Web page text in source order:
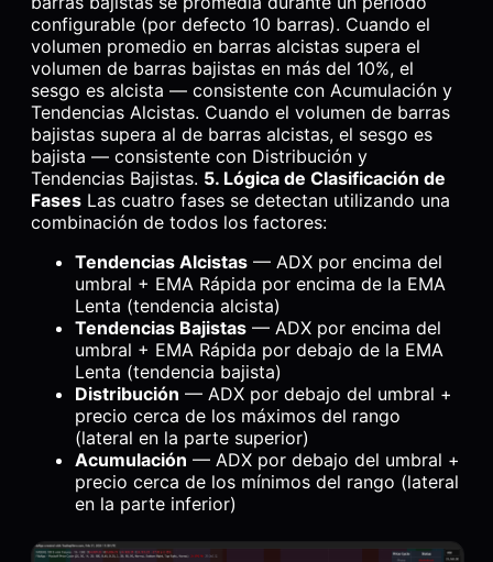
configurable (por defecto 10 barras). Cuando el
volumen promedio en barras alcistas supera el
volumen de barras bajistas en más del 10%, el
sesgo es alcista — consistente con Acumulación y
Tendencias Alcistas. Cuando el volumen de barras
bajistas supera al de barras alcistas, el sesgo es
bajista — consistente con Distribución y
Tendencias Bajistas. 5. Lógica de Clasificación de
Fases Las cuatro fases se detectan utilizando una
combinación de todos los factores:
Tendencias Alcistas — ADX por encima del
umbral + EMA Rápida por encima de la EMA
Lenta (tendencia alcista)
Tendencias Bajistas — ADX por encima del
umbral + EMA Rápida por debajo de la EMA
Lenta (tendencia bajista)
Distribución — ADX por debajo del umbral +
precio cerca de los máximos del rango
(lateral en la parte superior)
Acumulación — ADX por debajo del umbral +
precio cerca de los mínimos del rango (lateral
en la parte inferior)